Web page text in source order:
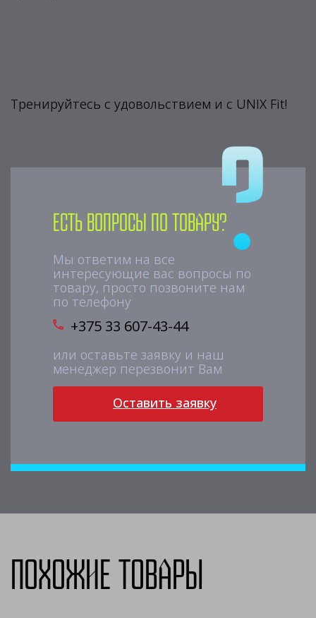
Тренируйтесь с удовольствием и с UNIX Fit!
Есть вопросы по товару?
Мы ответим на все
интересующие вас вопросы по
товару, просто позвоните нам
по телефону
+375 33 607-43-44
или оставьте заявку и наш
менеджер перезвонит Вам
Оставить заявку
Похожие товары